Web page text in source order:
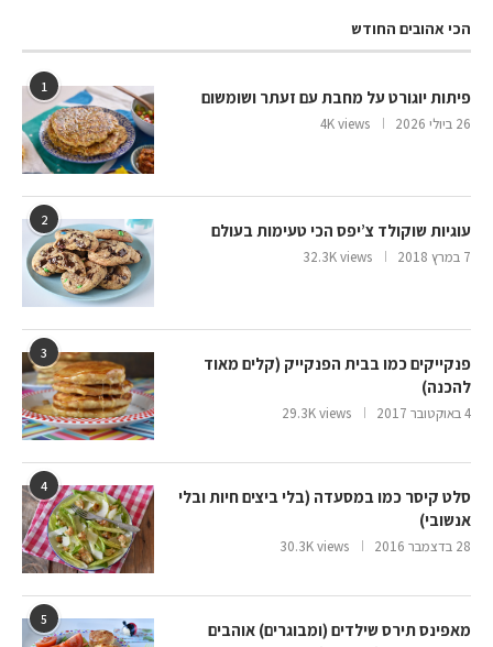
הכי אהובים החודש
1
פיתות יוגורט על מחבת עם זעתר ושומשום
26 ביולי 2026 4K views
2
עוגיות שוקולד צ’יפס הכי טעימות בעולם
7 במרץ 2018 32.3K views
3
פנקייקים כמו בבית הפנקייק (קלים מאוד
להכנה)
4 באוקטובר 2017 29.3K views
4
סלט קיסר כמו במסעדה (בלי ביצים חיות ובלי
אנשובי)
28 בדצמבר 2016 30.3K views
5
מאפינס תירס שילדים (ומבוגרים) אוהבים